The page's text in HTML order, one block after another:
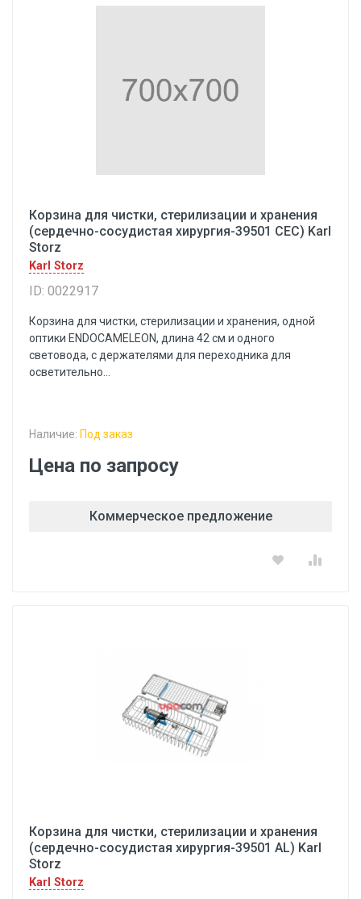
Корзина для чистки, стерилизации и хранения
(сердечно-сосудистая хирургия-39501 СЕС) Karl
Storz
Karl Storz
ID: 0022917
Корзина для чистки, стерилизации и хранения, одной
оптики ENDOCAMELEON, длина 42 см и одного
световода, с держателями для переходника для
осветительно...
Наличие: Под заказ
Цена по запросу
Коммерческое предложение
Корзина для чистки, стерилизации и хранения
(сердечно-сосудистая хирургия-39501 AL) Karl
Storz
Karl Storz